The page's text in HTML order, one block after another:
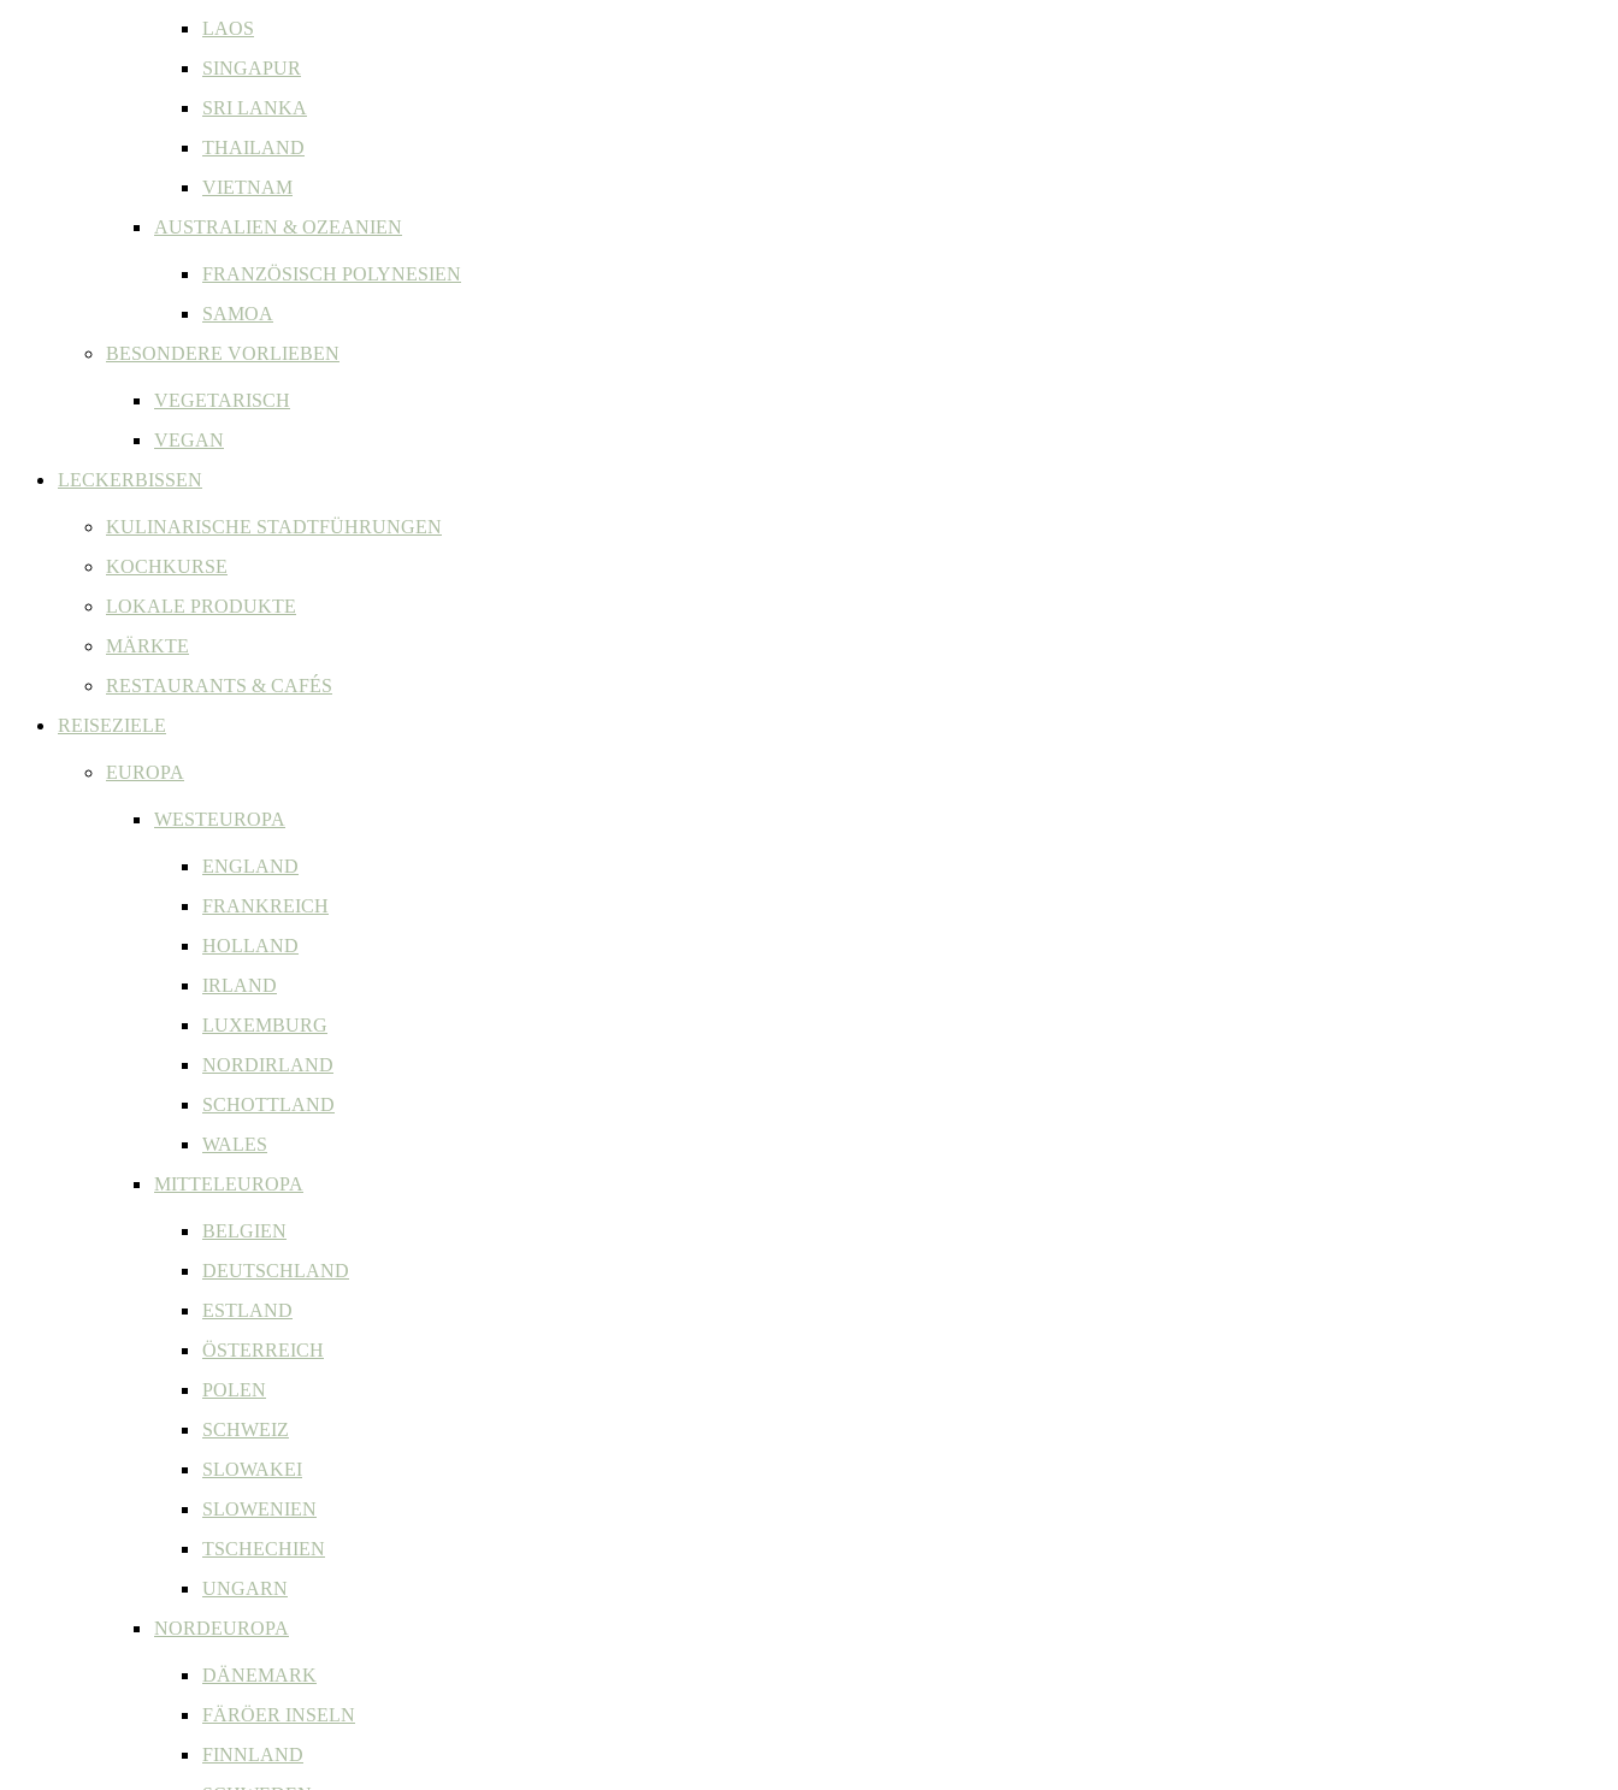
LAOS
SINGAPUR
SRI LANKA
THAILAND
VIETNAM
AUSTRALIEN & OZEANIEN
FRANZÖSISCH POLYNESIEN
SAMOA
BESONDERE VORLIEBEN
VEGETARISCH
VEGAN
LECKERBISSEN
KULINARISCHE STADTFÜHRUNGEN
KOCHKURSE
LOKALE PRODUKTE
MÄRKTE
RESTAURANTS & CAFÉS
REISEZIELE
EUROPA
WESTEUROPA
ENGLAND
FRANKREICH
HOLLAND
IRLAND
LUXEMBURG
NORDIRLAND
SCHOTTLAND
WALES
MITTELEUROPA
BELGIEN
DEUTSCHLAND
ESTLAND
ÖSTERREICH
POLEN
SCHWEIZ
SLOWAKEI
SLOWENIEN
TSCHECHIEN
UNGARN
NORDEUROPA
DÄNEMARK
FÄRÖER INSELN
FINNLAND